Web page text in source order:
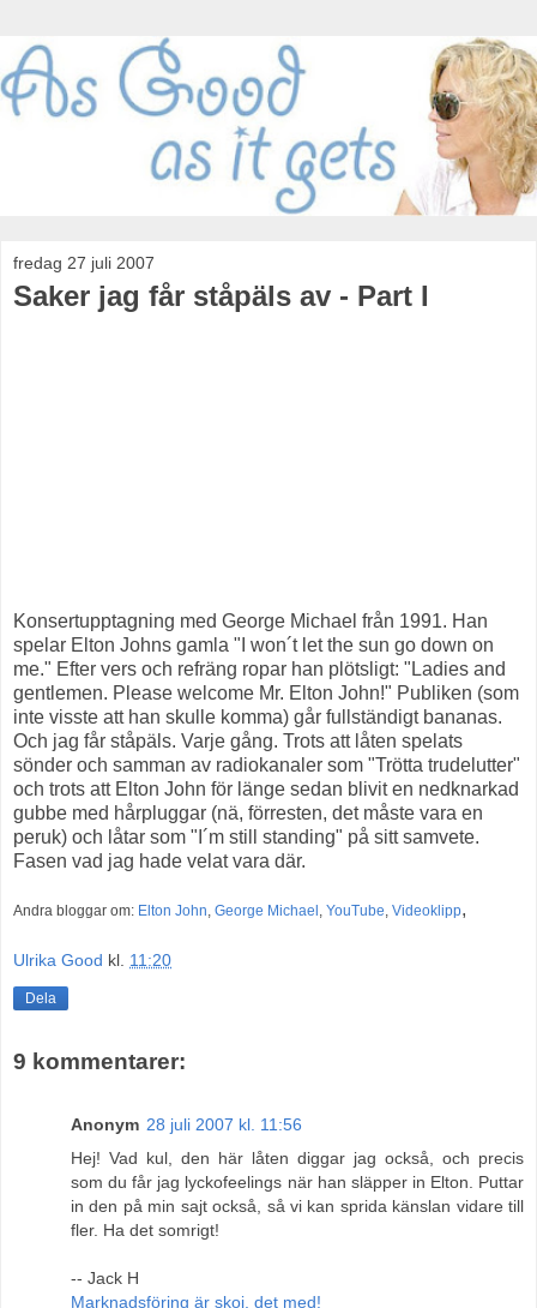
fredag 27 juli 2007
Saker jag får ståpäls av - Part I
Konsertupptagning med George Michael från 1991. Han
spelar Elton Johns gamla "I won´t let the sun go down on
me." Efter vers och refräng ropar han plötsligt: "Ladies and
gentlemen. Please welcome Mr. Elton John!" Publiken (som
inte visste att han skulle komma) går fullständigt bananas.
Och jag får ståpäls. Varje gång. Trots att låten spelats
sönder och samman av radiokanaler som "Trötta trudelutter"
och trots att Elton John för länge sedan blivit en nedknarkad
gubbe med hårpluggar (nä, förresten, det måste vara en
peruk) och låtar som "I´m still standing" på sitt samvete.
Fasen vad jag hade velat vara där.
Andra bloggar om: Elton John George Michael YouTube Videoklipp,
Ulrika Good kl. 11:20
Dela
9 kommentarer:
Anonym 28 juli 2007 kl. 11:56
Hej! Vad kul, den här låten diggar jag också, och precis
som du får jag lyckofeelings när han släpper in Elton. Puttar
in den på min sajt också, så vi kan sprida känslan vidare till
fler. Ha det somrigt!
-- Jack H
Marknadsföring är skoj, det med!